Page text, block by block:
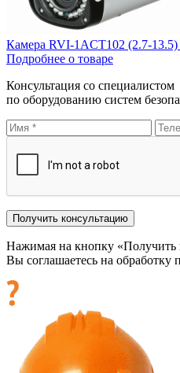
Камера RVI-1ACT102 (2.7-
Подробнее о товаре
Консультация со специалистом
по оборудованию систем
Нажимая на кнопку «Получить
Вы соглашаетесь на обработку